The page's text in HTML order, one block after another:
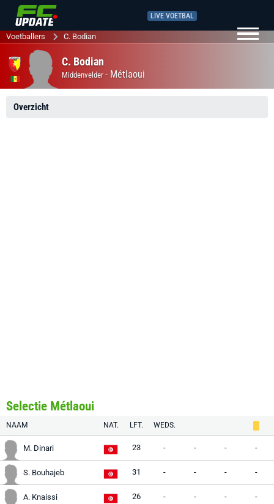
LIVE VOETBAL
Voetballers C. Bodian
C. Bodian
Middenvelder - Métlaoui
Overzicht
Selectie Métlaoui
NAAM NAT. LFT. WEDS.
M. Dinari 23 - - - -
S. Bouhajeb 31 - - - -
A. Knaissi 26 - - - -